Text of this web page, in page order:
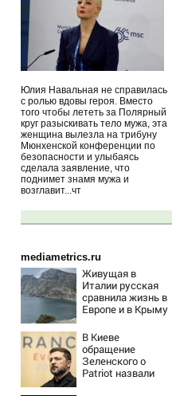
Юлия Навальная не справилась
с ролью вдовы героя. Вместо
того чтобы лететь за Полярный
круг разыскивать тело мужа, эта
женщина вылезла на трибуну
Мюнхенской конференции по
безопасности и улыбаясь
сделала заявление, что
поднимет знамя мужа и
возглавит...чт
mediametrics.ru
Живущая в
Италии русская
сравнила жизнь в
Европе и в Крыму
В Киеве
обращение
Зеленского о
Patriot назвали